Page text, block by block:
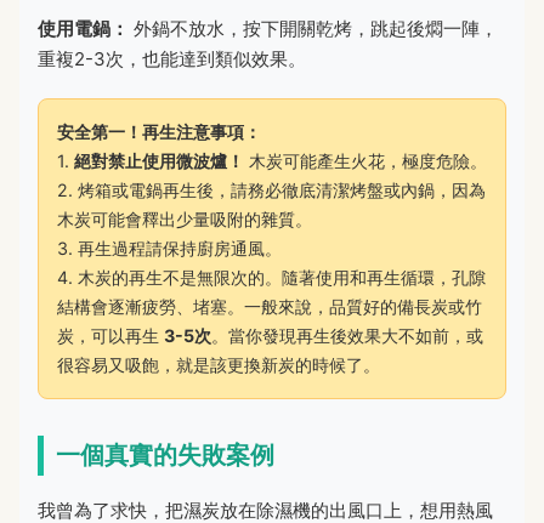
使用電鍋： 外鍋不放水，按下開關乾烤，跳起後燜一陣，
重複2-3次，也能達到類似效果。
安全第一！再生注意事項：
1. 絕對禁止使用微波爐！ 木炭可能產生火花，極度危險。
2. 烤箱或電鍋再生後，請務必徹底清潔烤盤或內鍋，因為
木炭可能會釋出少量吸附的雜質。
3. 再生過程請保持廚房通風。
4. 木炭的再生不是無限次的。隨著使用和再生循環，孔隙
結構會逐漸疲勞、堵塞。一般來說，品質好的備長炭或竹
炭，可以再生 3-5次。當你發現再生後效果大不如前，或
很容易又吸飽，就是該更換新炭的時候了。
一個真實的失敗案例
我曾為了求快，把濕炭放在除濕機的出風口上，想用熱風